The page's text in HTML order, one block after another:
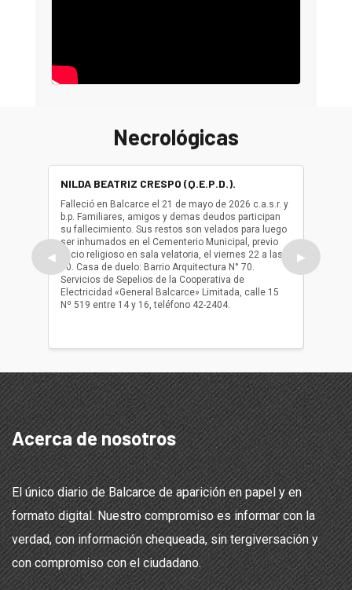
Necrológicas
◀
NILDA BEATRIZ CRESPO (Q.E.P.D.).
Falleció en Balcarce el 21 de mayo de 2026 c.a.s.r. y
b.p. Familiares, amigos y demas deudos participan
su fallecimiento. Sus restos son velados para luego
ser inhumados en el Cementerio Municipal, previo
oficio religioso en sala velatoria, el viernes 22 a las
10. Casa de duelo: Barrio Arquitectura N° 70.
Servicios de Sepelios de la Cooperativa de
Electricidad «General Balcarce» Limitada, calle 15
Nº 519 entre 14 y 16, teléfono 42-2404.
ser
oficio
▶
Acerca de nosotros
El único diario de Balcarce de aparición en papel y en
formato digital. Nuestro compromiso es informar con la
verdad, con información chequeada, sin tergiversación y
con compromiso con el ciudadano.